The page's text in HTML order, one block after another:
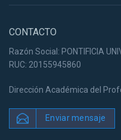
CONTACTO
Razón Social: PONTIFICIA
RUC: 20155945860
Dirección Académica del
Enviar mensaje